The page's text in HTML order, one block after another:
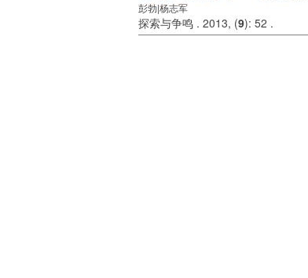
彭勃|杨志军
探索与争鸣 . 2013, (9): 52 .